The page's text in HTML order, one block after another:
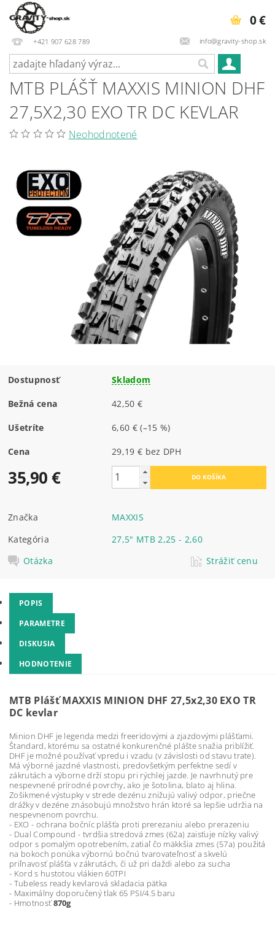
+421 907 628 789 info@gravity-shop.sk
0 €
MTB PLÁŠŤ MAXXIS MINION DHF
27,5X2,30 EXO TR DC KEVLAR
Neohodnotené
Dostupnosť Skladom
Bežná cena 42,50 €
Ušetríte 6,60 €(–15 %)
Cena 29,19 € bez DPH
35,90 €
Značka
MAXXIS
Kategória
27,5" MTB 2,25 - 2,60
Otázka
Strážiť cenu
POPIS
PARAMETRE
DISKUSIA
HODNOTENIE
MTB Plášť MAXXIS MINION DHF 27,5x2,30 EXO TR
DC kevlar
Minion DHF je legenda medzi freeridovými a zjazdovými plášťami.
Štandard, ktorému sa ostatné konkurenčné plášte snažia priblížiť.
DHF je možné používať vpredu i vzadu (v závislosti od stavu trate).
Má výborné jazdné vlastnosti, predovšetkým perfektne sedí v
zákrutách a výborne drží stopu pri rýchlej jazde. Je navrhnutý pre
nespevnené prírodné povrchy, ako je šotolina, blato aj hlina.
Zošikmené výstupky v strede dezénu znižujú valivý odpor, priečne
drážky v dezéne znásobujú množstvo hrán ktoré sa lepšie udržia na
nespevnenom povrchu.
- EXO - ochrana bočníc plášťa proti prerezaniu alebo prerazeniu
- Dual Compound - tvrdšia stredová zmes (62a) zaisťuje nízky valivý
odpor s pomalým opotrebením, zatiaľ čo mäkkšia zmes (57a) použitá
na bokoch ponúka výbornú bočnú tvarovateľnosť a skvelú
priľnavosť plášťa v zákrutách, či už pri daždi alebo za sucha
- Kord s hustotou vlákien 60TPI
- Tubeless ready kevlarová skladacia pätka
- Maximálny doporučený tlak 65 PSI/4.5 baru
- Hmotnosť870g